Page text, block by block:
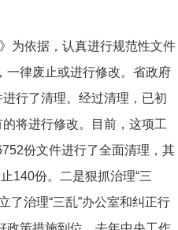
为依据，认真进行规范性文件
一律废止或进行修改。省政府
行了清理。经过清理，已初
将进行修改。目前，这项工
份文件进行了全面清理，其
140份。二是狠抓治理“三
了治理“三乱”办公室和纠正行